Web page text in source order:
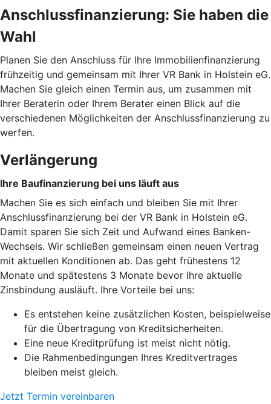
Anschlussfinanzierung: Sie haben die
Wahl
Planen Sie den Anschluss für Ihre Immobilienfinanzierung
frühzeitig und gemeinsam mit Ihrer VR Bank in Holstein eG.
Machen Sie gleich einen Termin aus, um zusammen mit
Ihrer Beraterin oder Ihrem Berater einen Blick auf die
verschiedenen Möglichkeiten der Anschlussfinanzierung zu
werfen.
Verlängerung
Ihre Baufinanzierung bei uns läuft aus
Machen Sie es sich einfach und bleiben Sie mit Ihrer
Anschlussfinanzierung bei der VR Bank in Holstein eG.
Damit sparen Sie sich Zeit und Aufwand eines Banken-
Wechsels. Wir schließen gemeinsam einen neuen Vertrag
mit aktuellen Konditionen ab. Das geht frühestens 12
Monate und spätestens 3 Monate bevor Ihre aktuelle
Zinsbindung ausläuft. Ihre Vorteile bei uns:
Es entstehen keine zusätzlichen Kosten, beispielweise
für die Übertragung von Kreditsicherheiten.
Eine neue Kreditprüfung ist meist nicht nötig.
Die Rahmenbedingungen Ihres Kreditvertrages
bleiben meist gleich.
Jetzt Termin vereinbaren